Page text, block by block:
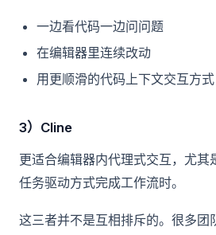
一边看代码一边问问题
在编辑器里连续改动
用更顺滑的代码上下文交互方式
3）Cline
更适合编辑器内代理式交互，尤其
任务驱动方式完成工作流时。
这三者并不是互相排斥的。很多团